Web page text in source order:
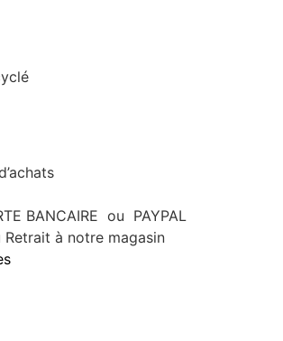
BANCAIRE ou PAYPAL
à notre magasin